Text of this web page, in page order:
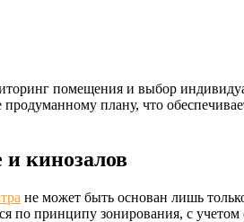
помещения и выбор
плану, что
кинозалов
не может быть основан лишь
по принципу зонирования, с